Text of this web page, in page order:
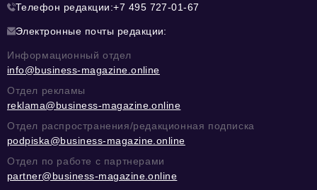
Телефон редакции:+7 495 727-01-67
Электронные почты редакции:
Информационный отдел
info@business-magazine.online
Отдел рекламы
reklama@business-magazine.online
Отдел распространения/редакционная подписка
podpiska@business-magazine.online
Отдел по работе с партнерами
partner@business-magazine.online